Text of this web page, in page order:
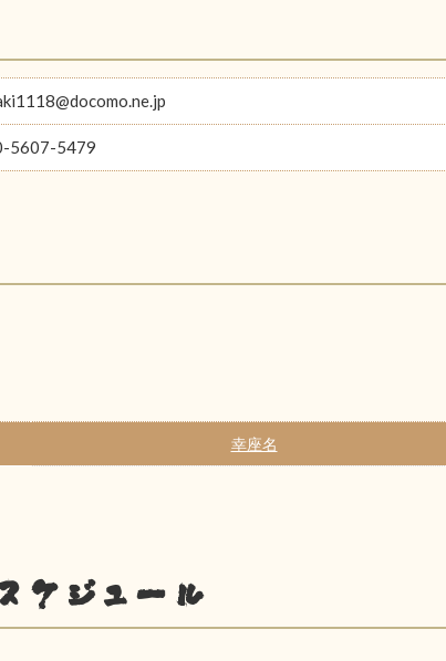
5607-5479
幸座名
ケジュール